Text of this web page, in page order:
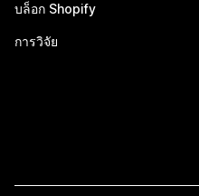
บล็อก Shopify
การวิจัย